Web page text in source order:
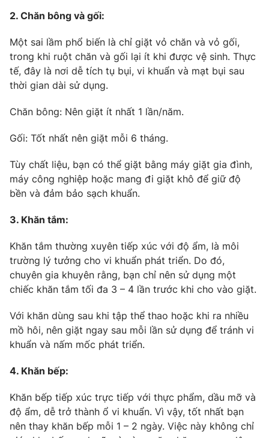
® Cấm sao chép dưới mọi hình thức nếu không có sự chấp
thông tin từ website này.
2. Chăn bông và gối:
Một sai lầm phổ biến là chỉ giặt vỏ chăn và vỏ gối,
trong khi ruột chăn và gối lại ít khi được vệ sinh. Thực
tế, đây là nơi dễ tích tụ bụi, vi khuẩn và mạt bụi sau
thời gian dài sử dụng.
Chăn bông: Nên giặt ít nhất 1 lần/năm.
Gối: Tốt nhất nên giặt mỗi 6 tháng.
Tùy chất liệu, bạn có thể giặt bằng máy giặt gia đình,
máy công nghiệp hoặc mang đi giặt khô để giữ độ
bền và đảm bảo sạch khuẩn.
3. Khăn tắm:
Khăn tắm thường xuyên tiếp xúc với độ ẩm, là môi
trường lý tưởng cho vi khuẩn phát triển. Do đó,
chuyên gia khuyên rằng, bạn chỉ nên sử dụng một
chiếc khăn tắm tối đa 3 – 4 lần trước khi cho vào giặt.
Với khăn dùng sau khi tập thể thao hoặc khi ra nhiều
mồ hôi, nên giặt ngay sau mỗi lần sử dụng để tránh vi
khuẩn và nấm mốc phát triển.
4. Khăn bếp:
Khăn bếp tiếp xúc trực tiếp với thực phẩm, dầu mỡ và
độ ẩm, dễ trở thành ổ vi khuẩn. Vì vậy, tốt nhất bạn
nên thay khăn bếp mỗi 1 – 2 ngày. Việc này không chỉ